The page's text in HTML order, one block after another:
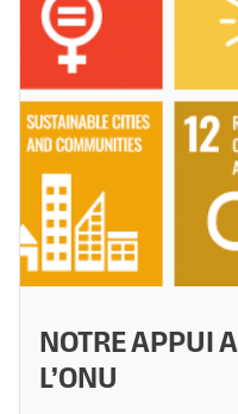
NOTRE APPUI
L’ONU